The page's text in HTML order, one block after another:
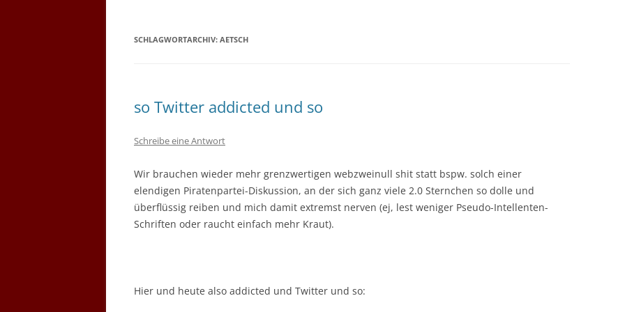
SCHLAGWORTARCHIV: AETSCH
so Twitter addicted und so
Schreibe eine Antwort
Wir brauchen wieder mehr grenzwertigen webzweinull shit statt bspw. solch einer
elendigen Piratenpartei-Diskussion, an der sich ganz viele 2.0 Sternchen so dolle und
überflüssig reiben und mich damit extremst nerven (ej, lest weniger Pseudo-Intellenten-
Schriften oder raucht einfach mehr Kraut).
Hier und heute also addicted und Twitter und so: